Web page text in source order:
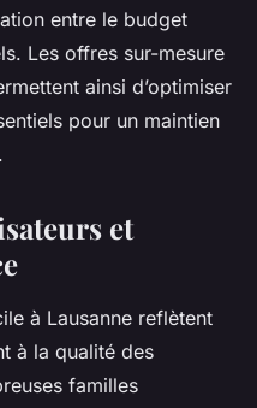
entre le budget
Les offres sur-mesure
ainsi d’optimiser
pour un maintien
et
à Lausanne reflètent
à la qualité des
familles